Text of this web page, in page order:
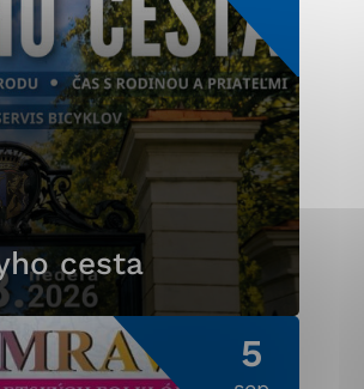
cesta
5
je